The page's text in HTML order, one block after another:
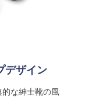
デザイン
な紳士靴の風